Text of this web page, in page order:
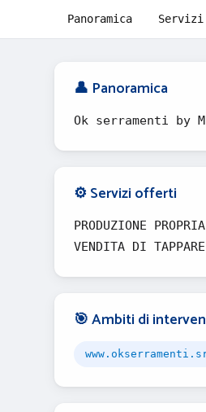
Panoramica
👤 Panoramica
Ok serramenti by
⚙️ Servizi offerti
PRODUZIONE
VENDITA DI
🎯 Ambiti di